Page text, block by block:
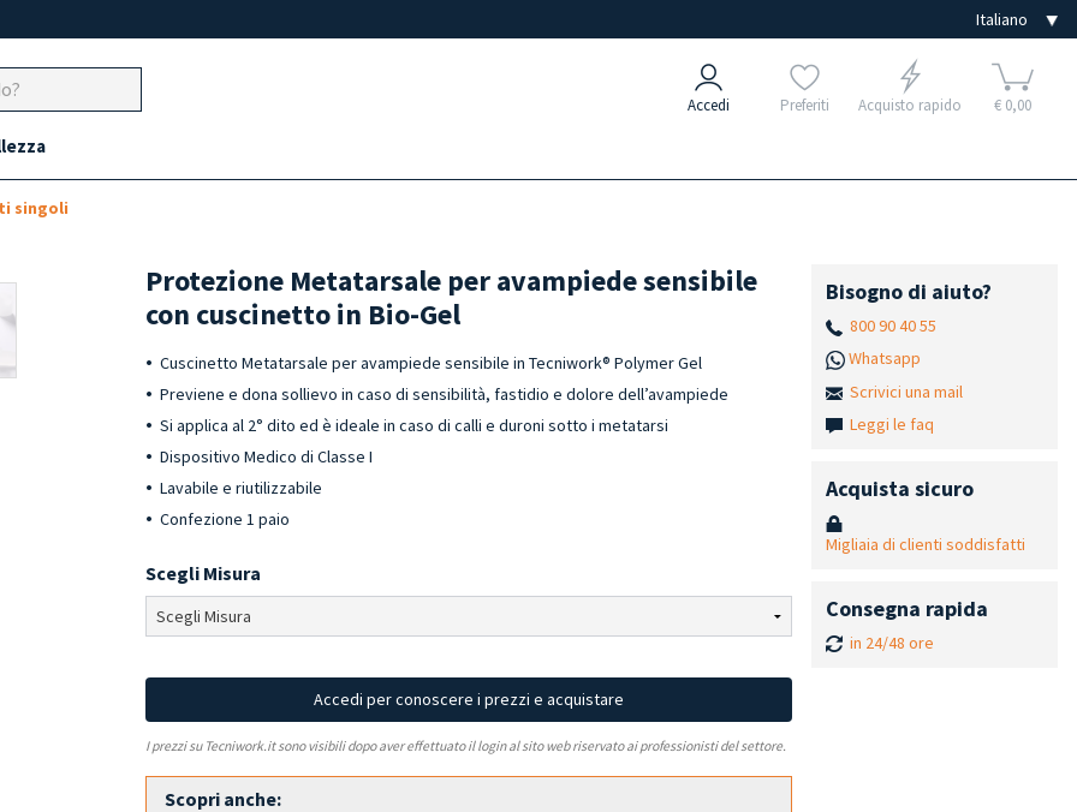
Accedi Preferiti Acquisto rapido € 0,00
singoli
Protezione Metatarsale per avampiede sensibile
con cuscinetto in Bio-Gel
Cuscinetto Metatarsale per avampiede sensibile in Tecniwork® Polymer Gel
Previene e dona sollievo in caso di sensibilità, fastidio e dolore dell’avampiede
Si applica al 2° dito ed è ideale in caso di calli e duroni sotto i metatarsi
Dispositivo Medico di Classe I
Lavabile e riutilizzabile
Confezione 1 paio
Scegli Misura
Accedi per conoscere i prezzi e acquistare
I prezzi su Tecniwork.it sono visibili dopo aver effettuato il login al sito web riservato ai professionisti del settore.
Scopri anche:
Bisogno di aiuto?
800 90 40 55
Whatsapp
Scrivici una mail
Leggi le faq
Acquista sicuro
Migliaia di clienti soddisfatti
Consegna rapida
in 24/48 ore